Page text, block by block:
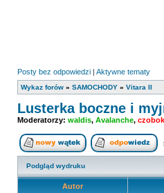
Posty bez odpowiedzi | Aktywne tematy
Wykaz forów » SAMOCHODY » Vitara II
Lusterka boczne i
Moderatorzy: waldis, Avalanche,
Nowy temat
Podgląd wydruku
Autor